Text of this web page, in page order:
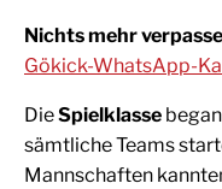
Nichts mehr
Gökick-WhatsApp-
DieSpielklasse
sämtliche Teams
Mannschaften